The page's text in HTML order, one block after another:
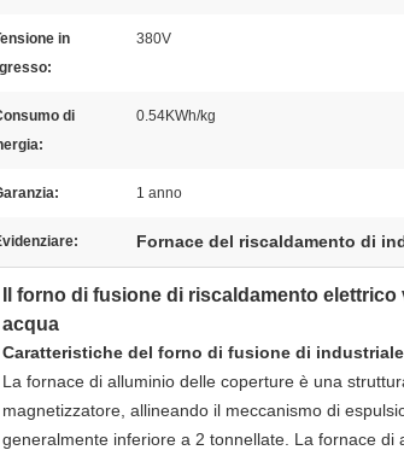
in
380V
di
0.54KWh/kg
1 anno
Fornace del riscaldamento di
Il forno di fusione di riscaldamento
acqua
Caratteristiche del forno di fusione di
La fornace di alluminio delle coperture è una
magnetizzatore, allineando il meccanismo di
generalmente inferiore a 2 tonnellate. La fornace